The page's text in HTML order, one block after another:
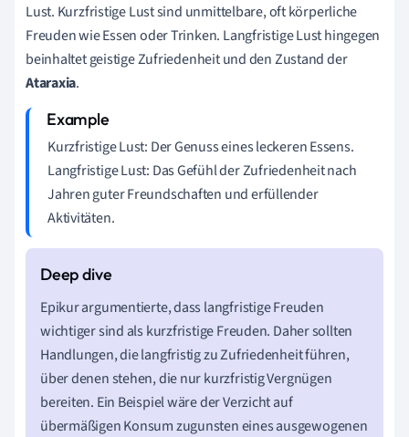
Lust. Kurzfristige Lust sind unmittelbare, oft körperliche
Freuden wie Essen oder Trinken. Langfristige Lust hingegen
beinhaltet geistige Zufriedenheit und den Zustand der
Ataraxia.
Kurzfristige Lust: Der Genuss eines leckeren Essens.
Langfristige Lust: Das Gefühl der Zufriedenheit nach
Jahren guter Freundschaften und erfüllender
Aktivitäten.
Epikur argumentierte, dass langfristige Freuden
wichtiger sind als kurzfristige Freuden. Daher sollten
Handlungen, die langfristig zu Zufriedenheit führen,
über denen stehen, die nur kurzfristig Vergnügen
bereiten. Ein Beispiel wäre der Verzicht auf
übermäßigen Konsum zugunsten eines ausgewogenen